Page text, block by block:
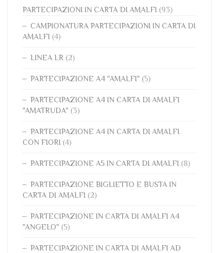
PARTECIPAZIONI IN CARTA DI AMALFI (93)
CAMPIONATURA PARTECIPAZIONI IN CARTA DI
AMALFI (4)
LINEA LR (2)
PARTECIPAZIONE A4 "AMALFI" (5)
PARTECIPAZIONE A4 IN CARTA DI AMALFI
"AMATRUDA" (3)
PARTECIPAZIONE A4 IN CARTA DI AMALFI
CON FIORI (4)
PARTECIPAZIONE A5 IN CARTA DI AMALFI (8)
PARTECIPAZIONE BIGLIETTO E BUSTA IN
CARTA DI AMALFI (2)
PARTECIPAZIONE IN CARTA DI AMALFI A4
"ANGELO" (5)
PARTECIPAZIONE IN CARTA DI AMALFI AD